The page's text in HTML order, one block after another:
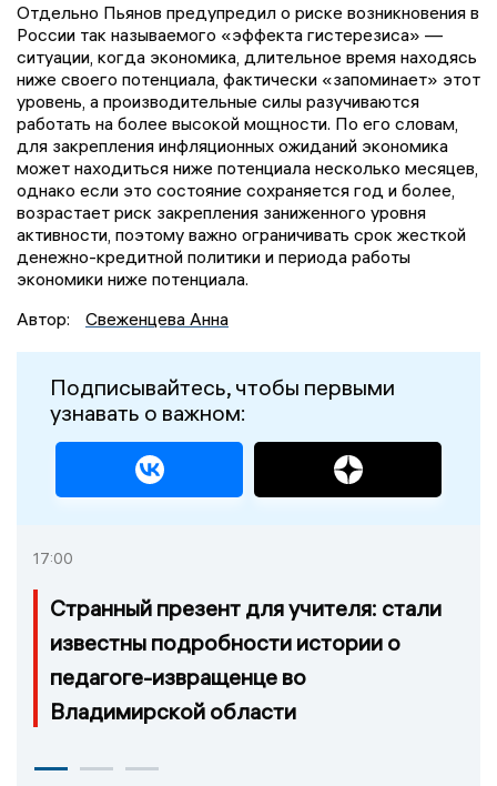
Отдельно Пьянов предупредил о риске возникновения в
России так называемого «эффекта гистерезиса» —
ситуации, когда экономика, длительное время находясь
ниже своего потенциала, фактически «запоминает» этот
уровень, а производительные силы разучиваются
работать на более высокой мощности. По его словам,
для закрепления инфляционных ожиданий экономика
может находиться ниже потенциала несколько месяцев,
однако если это состояние сохраняется год и более,
возрастает риск закрепления заниженного уровня
активности, поэтому важно ограничивать срок жесткой
денежно-кредитной политики и периода работы
экономики ниже потенциала.
Автор:
Свеженцева Анна
Подписывайтесь, чтобы первыми
узнавать о важном:
17:00
Странный презент для учителя: стали
известны подробности истории о
педагоге-извращенце во
Владимирской области